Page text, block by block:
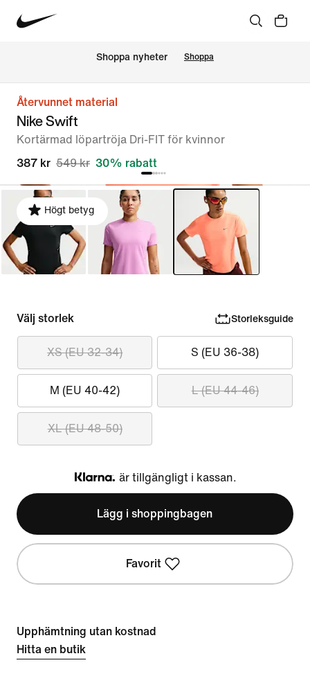
Shoppa nyheter Shoppa
Återvunnet material
Nike Swift
Kortärmad löpartröja Dri-FIT för kvinnor
387 kr 549 kr 30% rabatt
Högt betyg
Välj storlek Storleksguide
XS (EU 32-34) S (EU 36-38)
M (EU 40-42) L (EU 44-46)
XL (EU 48-50)
Klarna
är tillgängligt i kassan.
Lägg i shoppingbagen
Favorit
Upphämtning utan kostnad
Hitta en butik